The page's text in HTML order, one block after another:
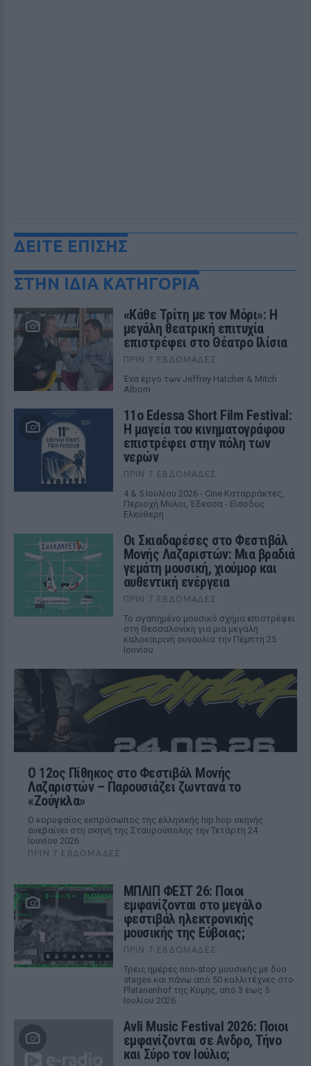
ΔΕΙΤΕ ΕΠΙΣΗΣ
ΣΤΗΝ ΙΔΙΑ ΚΑΤΗΓΟΡΙΑ
«Κάθε Τρίτη με τον Μόρι»: Η
μεγάλη θεατρική επιτυχία
επιστρέφει στο Θέατρο Ιλίσια
ΠΡΙΝ 7 ΕΒΔΟΜΆΔΕΣ
Ένα έργο των Jeffrey Hatcher & Mitch
Albom
11ο Edessa Short Film Festival:
Η μαγεία του κινηματογράφου
επιστρέφει στην πόλη των
νερών
ΠΡΙΝ 7 ΕΒΔΟΜΆΔΕΣ
4 & 5 Ιουλίου 2026 - Cine Καταρράκτες,
Περιοχή Μύλοι, Έδεσσα - Είσοδος
Ελεύθερη
Οι Σκιαδαρέσες στο Φεστιβάλ
Μονής Λαζαριστών: Μια βραδιά
γεμάτη μουσική, χιούμορ και
αυθεντική ενέργεια
ΠΡΙΝ 7 ΕΒΔΟΜΆΔΕΣ
Το αγαπημένο μουσικό σχήμα επιστρέφει
στη Θεσσαλονίκη για μια μεγάλη
καλοκαιρινή συναυλία την Πέμπτη 25
Ιουνίου
Ο 12ος Πίθηκος στο Φεστιβάλ Μονής
Λαζαριστών – Παρουσιάζει ζωντανά το
«Ζούγκλα»
Ο κορυφαίος εκπρόσωπος της ελληνικής hip hop σκηνής
ανεβαίνει στη σκηνή της Σταυρούπολης την Τετάρτη 24
Ιουνίου 2026.
ΠΡΙΝ 7 ΕΒΔΟΜΆΔΕΣ
ΜΠΛΙΠ ΦΕΣΤ 26: Ποιοι
εμφανίζονται στο μεγάλο
φεστιβάλ ηλεκτρονικής
μουσικής της Εύβοιας;
ΠΡΙΝ 7 ΕΒΔΟΜΆΔΕΣ
Τρεις ημέρες non-stop μουσικής με δύο
stages και πάνω από 50 καλλιτέχνες στο
Platanenhof της Κύμης, από 3 έως 5
Ιουλίου 2026.
Avli Music Festival 2026: Ποιοι
εμφανίζονται σε Ανδρο, Τήνο
και Σύρο τον Ιούλιο;